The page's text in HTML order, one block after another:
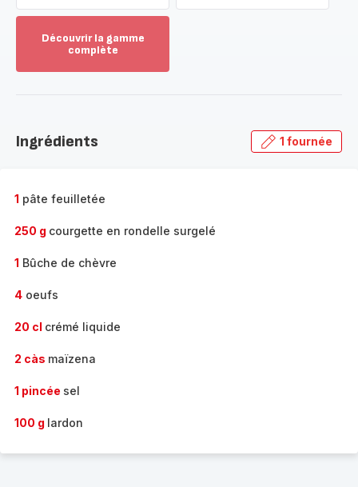
Découvrir la gamme
complète
gamme
Ingrédients 1 fournée
1 pâte feuilletée
250 g courgette en rondelle surgelé
1 Bûche de chèvre
4 oeufs
20 cl crémé liquide
2 càs maïzena
1 pincée sel
100 g lardon